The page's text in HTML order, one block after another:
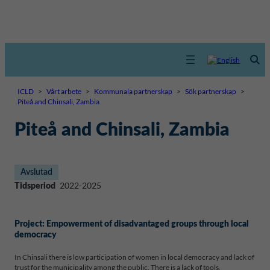
ICLD > Vårt arbete > Kommunala partnerskap > Sök partnerskap >
Piteå and Chinsali, Zambia
Piteå and Chinsali, Zambia
Avslutad
Tidsperiod
2022-2025
Project: Empowerment of disadvantaged groups through local
democracy
In Chinsali there is low participation of women in local democracy and lack of
trust for the municipality among the public. There is a lack of tools,